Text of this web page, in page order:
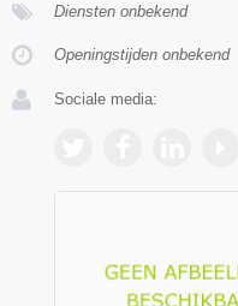
Diensten onbekend
Openingstijden onbekend
Sociale media: